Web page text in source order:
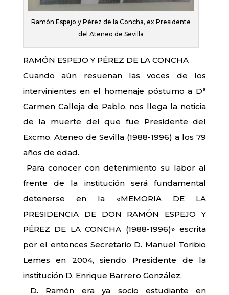
Ramón Espejo y Pérez de la Concha, ex Presidente
del Ateneo de Sevilla
RAMÓN ESPEJO Y PÉREZ DE LA CONCHA
Cuando aún resuenan las voces de los
intervinientes en el homenaje póstumo a Dª
Carmen Calleja de Pablo, nos llega la noticia
de la muerte del que fue Presidente del
Excmo. Ateneo de Sevilla (1988-1996) a los 79
años de edad.
Para conocer con detenimiento su labor al
frente de la institución será fundamental
detenerse en la «MEMORIA DE LA
PRESIDENCIA DE DON RAMÓN ESPEJO Y
PÉREZ DE LA CONCHA (1988-1996)» escrita
por el entonces Secretario D. Manuel Toribio
Lemes en 2004, siendo Presidente de la
institución D. Enrique Barrero González.
D. Ramón era ya socio estudiante en